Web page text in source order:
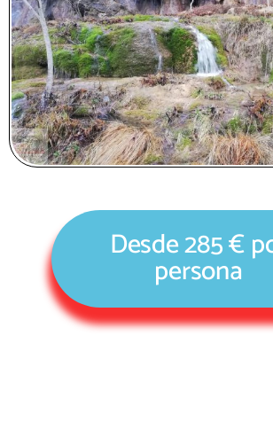
Desde 285 €
persona